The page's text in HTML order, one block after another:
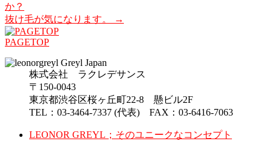
か？
抜け毛が気になります。
→
PAGETOP
株式会社 ラクレデサンス
〒150-0043
東京都渋谷区桜ヶ丘町22-8 懸ビル2F
TEL：03-3464-7337 (代表) FAX：03-6416-7063
LEONOR GREYL；そのユニークなコンセプト